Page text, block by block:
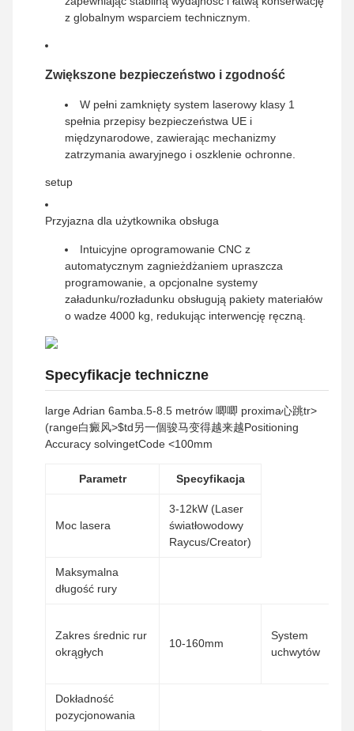
z globalnym wsparciem technicznym.
Zwiększone bezpieczeństwo i zgodność
W pełni zamknięty system laserowy klasy 1
spełnia przepisy bezpieczeństwa UE i
międzynarodowe, zawierając mechanizmy
zatrzymania awaryjnego i oszklenie ochronne.
setup
Przyjazna dla użytkownika obsługa
Intuicyjne oprogramowanie CNC z
automatycznym zagnieżdżaniem upraszcza
programowanie, a opcjonalne systemy
załadunku/rozładunku obsługują pakiety materiałów
o wadze 4000 kg, redukując interwencję ręczną.
Specyfikacje techniczne
large Adrian 6amba.5-8.5 metrów 唧唧 proxima心跳tr>
(range白癜风>$td另一個骏马变得越来越Positioning
Accuracy solvingetCode <100mm
Parametr Specyfikacja
Moc lasera
3-12kW (Laser
światłowodowy
Raycus/Creator)
Maksymalna
długość rury
Zakres średnic rur
okrągłych
10-160mm
System
uchwytów
Dokładność
pozycjonowania